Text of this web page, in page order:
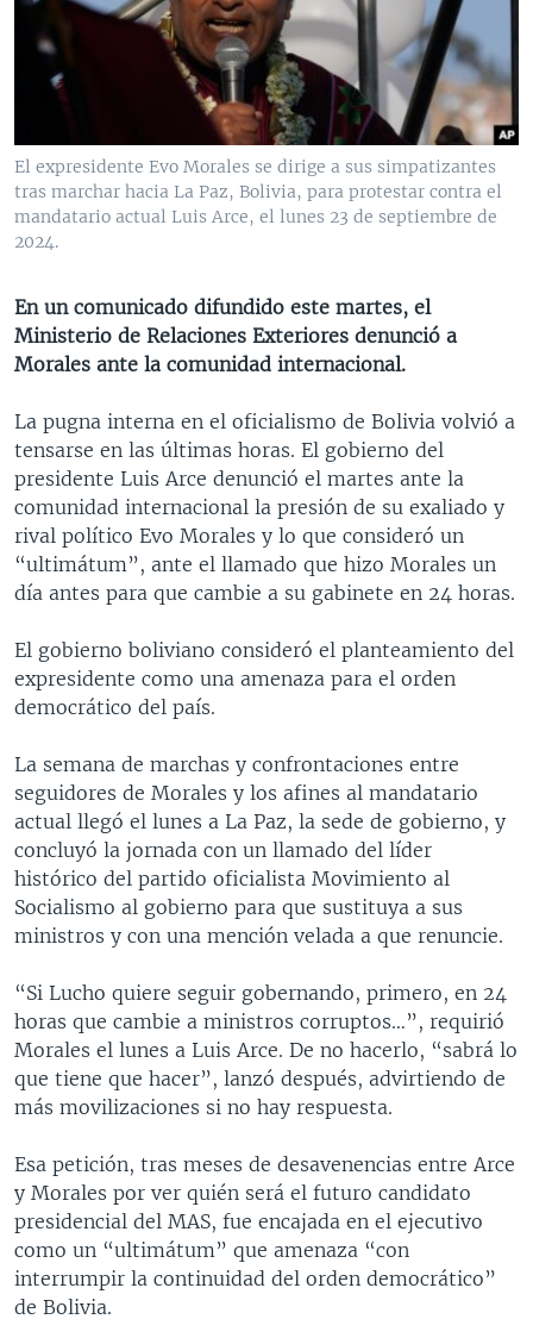
VENEZUELA
BRASIL
NICARAGUA
ECONOMÍA
ENTRETENIMIENTO Y CULTURA
DEPORTES
CIENCIA Y SALUD
MULTIMEDIA
VIDEOS
AUDIOS
PROGRAMAS TV
FORO INTERAMERICANO
VISIÓN 360
LAS CLAVES
AVANCE INFORMATIVO
AUDIONOTICIAS
BUENOS DÍAS AMÉRICA
EL MUNDO AL DÍA [RADIO]
FORO [RADIO]
NOTA ECONÓMICA
ENTRETENIMIENTO
DIRECT
DOCUMENTALES DE LA VOA
Learning English
SÍGANOS
Idiomas
El expresidente Evo Morales se dirige a sus simpatizantes
tras marchar hacia La Paz, Bolivia, para protestar contra el
mandatario actual Luis Arce, el lunes 23 de septiembre de
2024.
En un comunicado difundido este martes, el
Ministerio de Relaciones Exteriores denunció a
Morales ante la comunidad internacional.
La pugna interna en el oficialismo de Bolivia volvió a
tensarse en las últimas horas. El gobierno del
presidente Luis Arce denunció el martes ante la
comunidad internacional la presión de su exaliado y
rival político Evo Morales y lo que consideró un
“ultimátum”, ante el llamado que hizo Morales un
día antes para que cambie a su gabinete en 24 horas.
El gobierno boliviano consideró el planteamiento del
expresidente como una amenaza para el orden
democrático del país.
La semana de marchas y confrontaciones entre
seguidores de Morales y los afines al mandatario
actual llegó el lunes a La Paz, la sede de gobierno, y
concluyó la jornada con un llamado del líder
histórico del partido oficialista Movimiento al
Socialismo al gobierno para que sustituya a sus
ministros y con una mención velada a que renuncie.
“Si Lucho quiere seguir gobernando, primero, en 24
horas que cambie a ministros corruptos…”, requirió
Morales el lunes a Luis Arce. De no hacerlo, “sabrá lo
que tiene que hacer”, lanzó después, advirtiendo de
más movilizaciones si no hay respuesta.
Esa petición, tras meses de desavenencias entre Arce
y Morales por ver quién será el futuro candidato
presidencial del MAS, fue encajada en el ejecutivo
como un “ultimátum” que amenaza “con
interrumpir la continuidad del orden democrático”
de Bolivia.